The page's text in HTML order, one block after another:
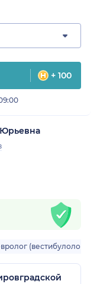
+ 100
(вестибулолог)